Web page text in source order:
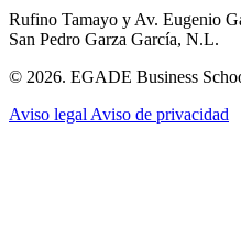
Rufino Tamayo y Av. Eugenio
San Pedro Garza García, N.L.
© 2026. EGADE Business
Aviso legal Aviso de privacidad